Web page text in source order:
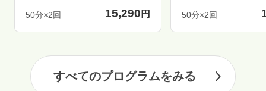
50分×2回 15,290 円 50分×2回
すべてのプログラムをみる